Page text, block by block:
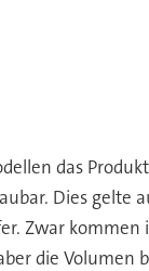
das
Dies gelte
Zwar
die Volumen